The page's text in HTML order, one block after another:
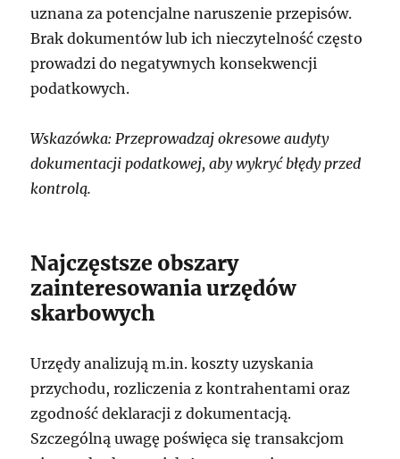
uznana za potencjalne naruszenie przepisów.
Brak dokumentów lub ich nieczytelność często
prowadzi do negatywnych konsekwencji
podatkowych.
Wskazówka: Przeprowadzaj okresowe audyty
dokumentacji podatkowej, aby wykryć błędy przed
kontrolą.
Najczęstsze obszary
zainteresowania urzędów
skarbowych
Urzędy analizują m.in. koszty uzyskania
przychodu, rozliczenia z kontrahentami oraz
zgodność deklaracji z dokumentacją.
Szczególną uwagę poświęca się transakcjom